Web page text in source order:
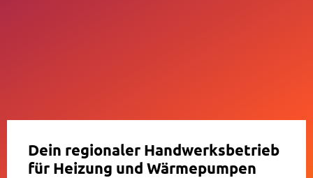
Dein regionaler Handwerksbetrieb
für Heizung und Wärmepumpen